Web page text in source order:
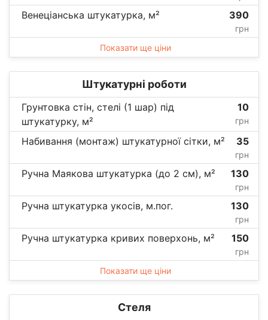
Венеціанська штукатурка, м² 390
грн
Показати ще ціни
Штукатурні роботи
Грунтовка стін, стелі (1 шар) під
штукатурку, м²
10
грн
Набивання (монтаж) штукатурної сітки, м² 35
грн
Ручна Маякова штукатурка (до 2 см), м² 130
грн
Ручна штукатурка укосів, м.пог. 130
грн
Ручна штукатурка кривих поверхонь, м² 150
грн
Показати ще ціни
Стеля